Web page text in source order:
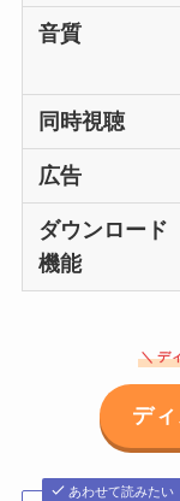
音質
同時視聴
広告
ダウンロード
機能
＼ デ
デ
あわせて読みたい